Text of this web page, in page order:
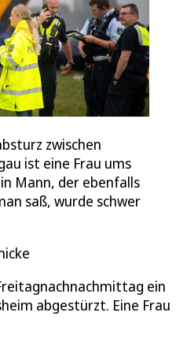
zwischen
ist eine Frau ums
Mann, der ebenfalls
saß, wurde schwer
ein
abgestürzt. Eine Frau